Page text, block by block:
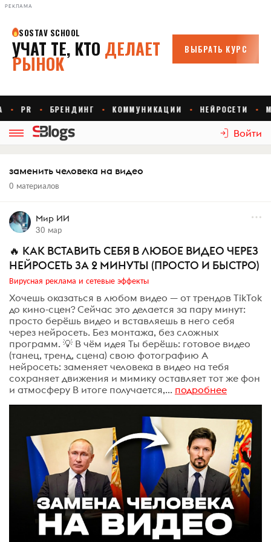
РЕКЛАМА
Войти
заменить человека на видео
0 материалов
Мир ИИ
30 мар
🔥 КАК ВСТАВИТЬ СЕБЯ В ЛЮБОЕ ВИДЕО ЧЕРЕЗ
НЕЙРОСЕТЬ ЗА 2 МИНУТЫ (ПРОСТО И БЫСТРО)
Вирусная реклама и сетевые эффекты
Хочешь оказаться в любом видео — от трендов TikTok
до кино-сцен? Сейчас это делается за пару минут:
просто берёшь видео и вставляешь в него себя
через нейросеть. Без монтажа, без сложных
программ. 💡 В чём идея Ты берёшь: готовое видео
(танец, тренд, сцена) свою фотографию А
нейросеть: заменяет человека в видео на тебя
сохраняет движения и мимику оставляет тот же фон
и атмосферу В итоге получается,... подробнее